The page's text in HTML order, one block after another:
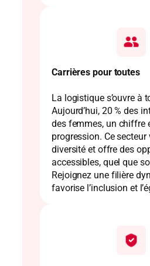
Carrières pour toutes
La logistique s’ouvre à
Aujourd’hui, 20 % des
des femmes, un chiffre
progression. Ce secteur
diversité et offre des
accessibles, quel que
Rejoignez une filière
favorise l’inclusion et